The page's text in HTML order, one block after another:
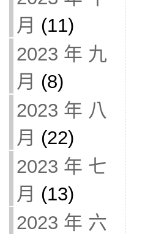
月 (11)
2023 年 九
月 (8)
2023 年 八
月 (22)
2023 年 七
月 (13)
2023 年 六